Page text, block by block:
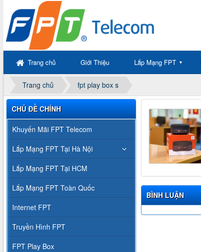
Trang chủ Giới Thiệu Lắp Mạng FPT ▼
Trang chủ fpt play box s
BÌNH LUẬN
CHỦ ĐỀ CHÍNH
Khuyến Mãi FPT Telecom
Lắp Mạng FPT Tại Hà Nội
Lắp Mạng FPT Tại HCM
Lắp Mạng FPT Toàn Quốc
Internet FPT
Truyền Hình FPT
FPT Play Box